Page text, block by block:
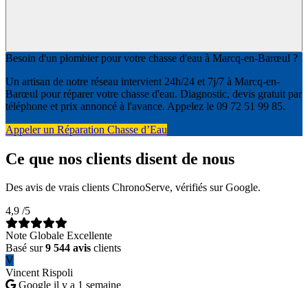
Besoin d'un plombier pour votre chasse d'eau à Marcq-en-Barœul ?
Un artisan de notre réseau intervient 24h/24 et 7j/7 à Marcq-en-
Barœul pour réparer votre chasse d'eau. Diagnostic, devis gratuit par
téléphone et prix annoncé à l'avance. Appelez le 09 72 51 99 85.
Appeler un Réparation Chasse d’Eau
Ce que nos clients disent de nous
Des avis de vrais clients ChronoServe, vérifiés sur Google.
4,9 /5
Note Globale Excellente
Basé sur9 544 avis clients
V
Vincent Rispoli
Google il y a 1 semaine